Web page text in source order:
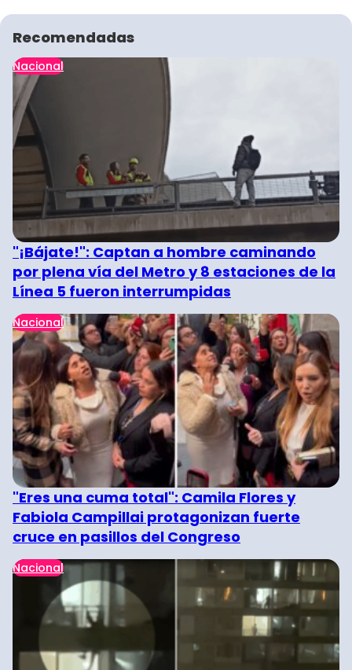
Recomendadas
Nacional
"¡Bájate!": Captan a hombre caminando
por plena vía del Metro y 8 estaciones de la
Línea 5 fueron interrumpidas
Nacional
"Eres una cuma total": Camila Flores y
Fabiola Campillai protagonizan fuerte
cruce en pasillos del Congreso
Nacional